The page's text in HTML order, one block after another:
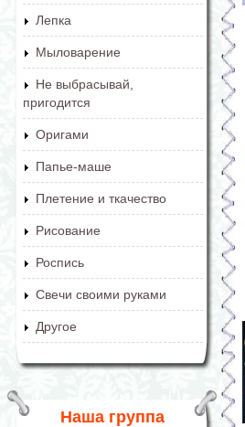
Лепка
Мыловарение
Не выбрасывай,
пригодится
Оригами
Папье-маше
Плетение и ткачество
Рисование
Роспись
Свечи своими руками
Другое
Наша группа